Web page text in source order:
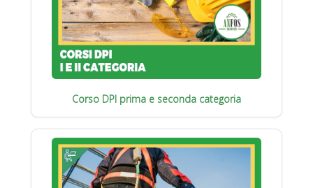
Corso DPI prima e seconda categoria